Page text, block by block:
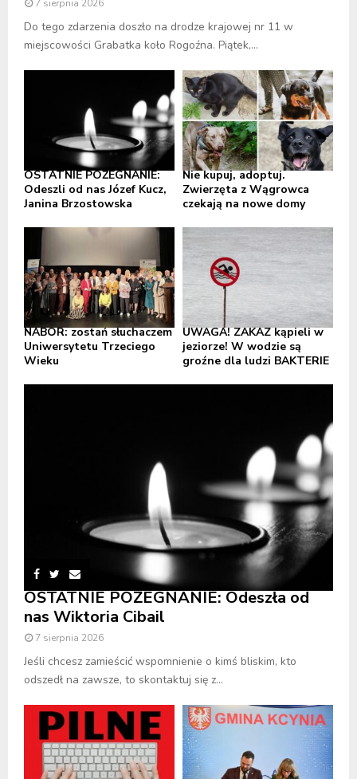
7 sierpnia 2026
Do tego zdarzenia doszło na drodze krajowej nr 11 w
miejscowości Grabatka koło Rogoźna. Piątek,...
OSTATNIE POŻEGNANIE:
Odeszli od nas Józef Kucz,
Janina Brzostowska
Nie kupuj, adoptuj.
Zwierzęta z Wągrowca
czekają na nowe domy
NABÓR: zostań słuchaczem
Uniwersytetu Trzeciego
Wieku
UWAGA! ZAKAZ kąpieli w
jeziorze! W wodzie są
groźne dla ludzi BAKTERIE
OSTATNIE POŻEGNANIE: Odeszła od
nas Wiktoria Cibail
7 sierpnia 2026
Jeśli chcesz zamieścić wspomnienie o kimś bliskim, kto
odszedł na zawsze, to skontaktuj się z...